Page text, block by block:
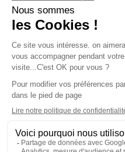
lyoncapitale.fr
olympique-et-lyonnais.com
L'application Iphone
Les cookies
Gestion des cookies